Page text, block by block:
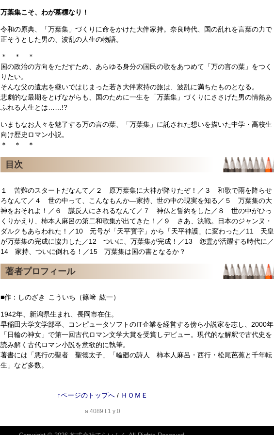
万葉集こそ、わが墓標なり！
令和の原典、「万葉集」づくりに命をかけた大伴家持。奈良時代、国の乱れを言葉の力で
正そうとした男の、波乱の人生の物語。
＊ ＊ ＊
国の政治の方向をただすため、あらゆる身分の国民の歌をあつめて「万の言の葉」をつく
りたい。
そんな父の遺志を継いではじまった若き大伴家持の旅は、波乱に満ちたものとなる。
悲劇的な最期をとげながらも、国のために一生を「万葉集」づくりにささげた男の情熱あ
ふれる人生とは……!?
いまもなお人々を魅了する万の言の葉、「万葉集」に託された想いを描いた中学・高校生
向け歴史ロマン小説。
＊ ＊ ＊
目次
１ 苦難のスタートだなんて／２ 原万葉集に大神が降りたぞ！／３ 和歌で雨を降らせ
ろなんて／４ 世の中って、こんなもんか―家持、世の中の現実を知る／５ 万葉集の大
神をおそれよ！／６ 謀反人にされるなんて／７ 神仏と誓約をした／８ 世の中がひっ
くりかえり、柿本人麻呂の第二和歌集が出てきた！／９ さあ、決戦。日本のジャンヌ・
ダルクもあらわれた！／10 元号が「天平寳字」から「天平神護」に変わった／11 天皇
が万葉集の完成に協力した／12 ついに、万葉集が完成！／13 怨霊が活躍する時代に／
14 家持、ついに倒れる！／15 万葉集は国の書となるか？
著者プロフィール
■作：しのざき こういち（篠﨑 紘一）
1942年、新潟県生まれ、長岡市在住。
早稲田大学文学部卒、コンピュータソフトのIT企業を経営する傍ら小説家を志し、2000年
「日輪の神女」で第一回古代ロマン文学大賞を受賞しデビュー。現代的な解釈で古代史を
読み解く古代ロマン小説を意欲的に執筆。
著書には「悪行の聖者 聖徳太子」「輪廻の詩人 柿本人麻呂・西行・松尾芭蕉と千年転
生」など多数。
↑ページのトップへ/ ＨＯＭＥ
a:4089 t:1 y:0